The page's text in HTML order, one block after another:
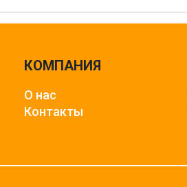
КОМПАНИЯ
О нас
Контакты